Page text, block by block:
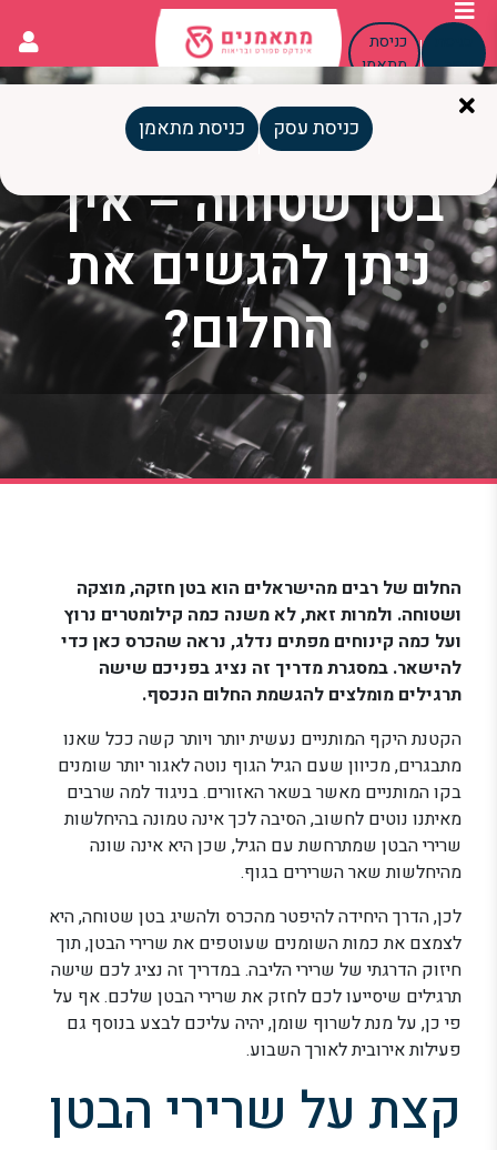
עסק
כניסת
מתאמן
כניסת עסק כניסת מתאמן
בטן שטוחה – איך
ניתן להגשים את
החלום?
החלום של רבים מהישראלים הוא בטן חזקה, מוצקה
ושטוחה. ולמרות זאת, לא משנה כמה קילומטרים נרוץ
ועל כמה קינוחים מפתים נדלג, נראה שהכרס כאן כדי
להישאר. במסגרת מדריך זה נציג בפניכם שישה
תרגילים מומלצים להגשמת החלום הנכסף.
הקטנת היקף המותניים נעשית יותר ויותר קשה ככל שאנו
מתבגרים, מכיוון שעם הגיל הגוף נוטה לאגור יותר שומנים
בקו המותניים מאשר בשאר האזורים. בניגוד למה שרבים
מאיתנו נוטים לחשוב, הסיבה לכך אינה טמונה בהיחלשות
שרירי הבטן שמתרחשת עם הגיל, שכן היא אינה שונה
מהיחלשות שאר השרירים בגוף.
לכן, הדרך היחידה להיפטר מהכרס ולהשיג בטן שטוחה, היא
לצמצם את כמות השומנים שעוטפים את שרירי הבטן, תוך
חיזוק הדרגתי של שרירי הליבה. במדריך זה נציג לכם שישה
תרגילים שיסייעו לכם לחזק את שרירי הבטן שלכם. אף על
פי כן, על מנת לשרוף שומן, יהיה עליכם לבצע בנוסף גם
פעילות אירובית לאורך השבוע.
קצת על שרירי הבטן